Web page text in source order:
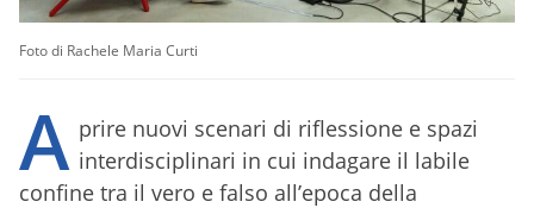
Foto di Rachele Maria Curti
A prire nuovi scenari di riflessione e spazi
interdisciplinari in cui indagare il labile
confine tra il vero e falso all’epoca della